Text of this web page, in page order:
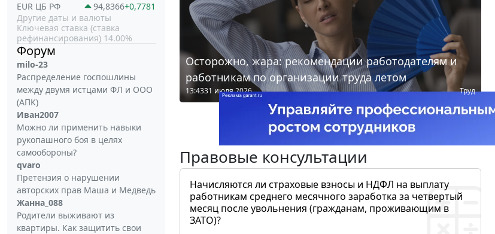
EUR ЦБ РФ
94,8366+0,7781
Другие даты и валюты
Ключевая ставка (ставка
рефинансирования) 14.00%
Форум
milo-23
Распределение госпошлины
между двумя истцами ФЛ и ООО
(АПК)
Иван2007
Можно ли применить навыки
рукопашного боя в целях
самообороны?
qvaro
Претензия о нарушении
авторских прав Маша и Медведь
Жанна_088
Родители выживают из
квартиры. Как защитить свои
Осторожно, жара: рекомендации работодателям и
работникам по организации труда летом
13:4331 июля 2026 Труд
Правовые консультации
Начисляются ли страховые взносы и НДФЛ на выплату
работникам среднего месячного заработка за четвертый
месяц после увольнения (гражданам, проживающим в
ЗАТО)?